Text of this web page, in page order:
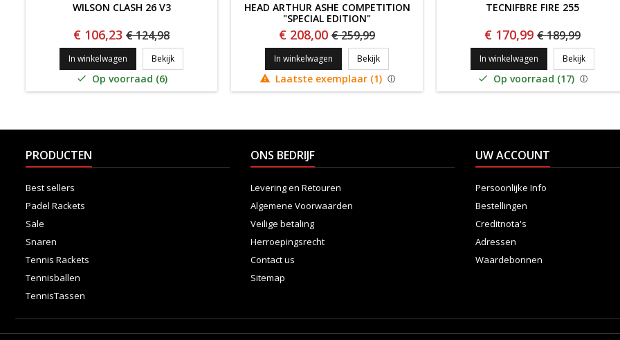
WILSON CLASH 26 V3
€ 106,23 € 124,98
In winkelwagen BekijkWILSON CLASH 26 V3
 Op voorraad (6)
HEAD ARTHUR ASHE COMPETITION
"SPECIAL EDITION"
€ 208,00 € 259,99
In winkelwagen BekijkHEAD ARTHUR ASHE COMPETITION "special edition"
 Laatste exemplaar (1)
TECNIFBRE FIRE 255
€ 170,99 € 189,99
In winkelwagen Bekijk
 Op voorraad (17)
PRODUCTEN
Best sellers
Padel Rackets
Sale
Snaren
Tennis Rackets
Tennisballen
TennisTassen
ONS BEDRIJF
Levering en Retouren
Algemene Voorwaarden
Veilige betaling
Herroepingsrecht
Contact us
Sitemap
UW ACCOUNT
Persoonlijke Info
Bestellingen
Creditnota's
Adressen
Waardebonnen